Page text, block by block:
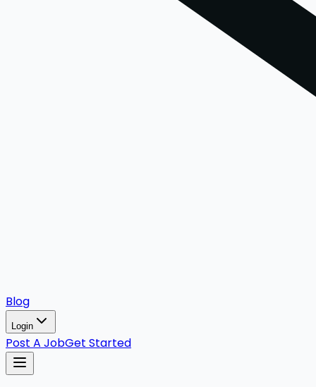
Blog
Login
Post A JobGet Started